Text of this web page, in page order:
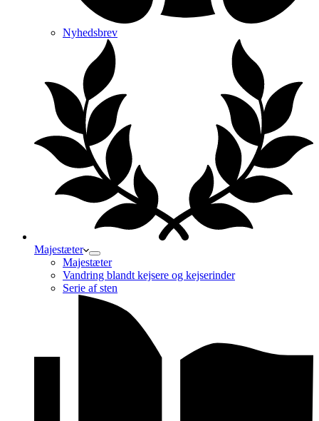
Nyhedsbrev
Majestæter
Majestæter
Vandring blandt kejsere og kejserinder
Serie af sten